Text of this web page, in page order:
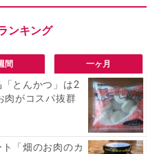
間 一ヶ月
とんかつ」は2
肉がコスパ抜群
「畑のお肉のカ